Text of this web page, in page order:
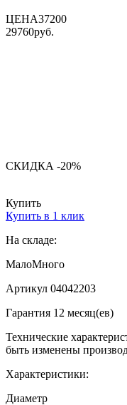
ЦЕНА37200
29760руб.
СКИДКА -20%
Купить
Купить в 1 клик
На складе:
МалоМного
Артикул 04042203
Гарантия 12 месяц(ев)
Технические
быть изменены
Характеристики:
Диаметр